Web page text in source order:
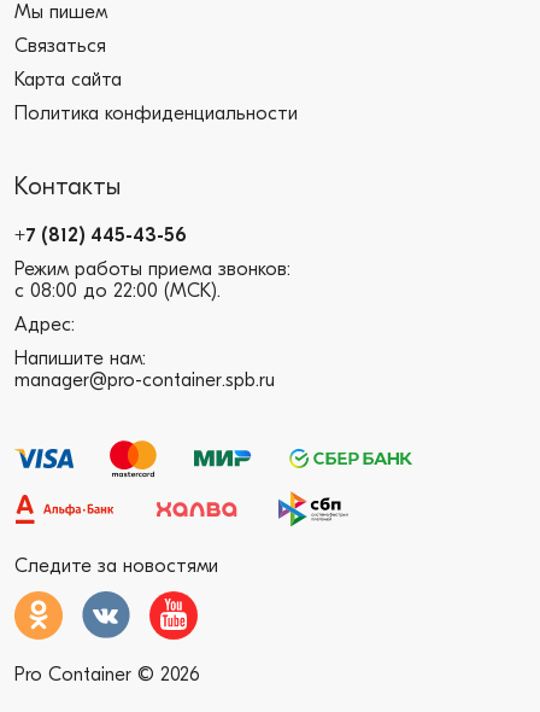
Мы пишем
Связаться
Карта сайта
Политика конфиденциальности
Контакты
+7 (812) 445-43-56
Режим работы приема звонков:
с 08:00 до 22:00 (МСК).
Адрес:
Напишите нам:
manager@pro-container.spb.ru
Следите за новостями
Pro Container © 2026